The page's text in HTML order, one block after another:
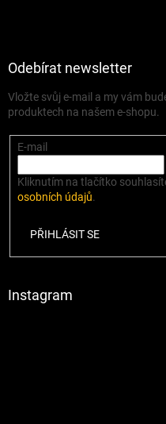
Odebírat newsletter
Vložte svůj e-mail a my vám
produktech na našem e-shopu.
E-mail
Kliknutím na tlačítko
osobních údajů.
PŘIHLÁSIT SE
Instagram